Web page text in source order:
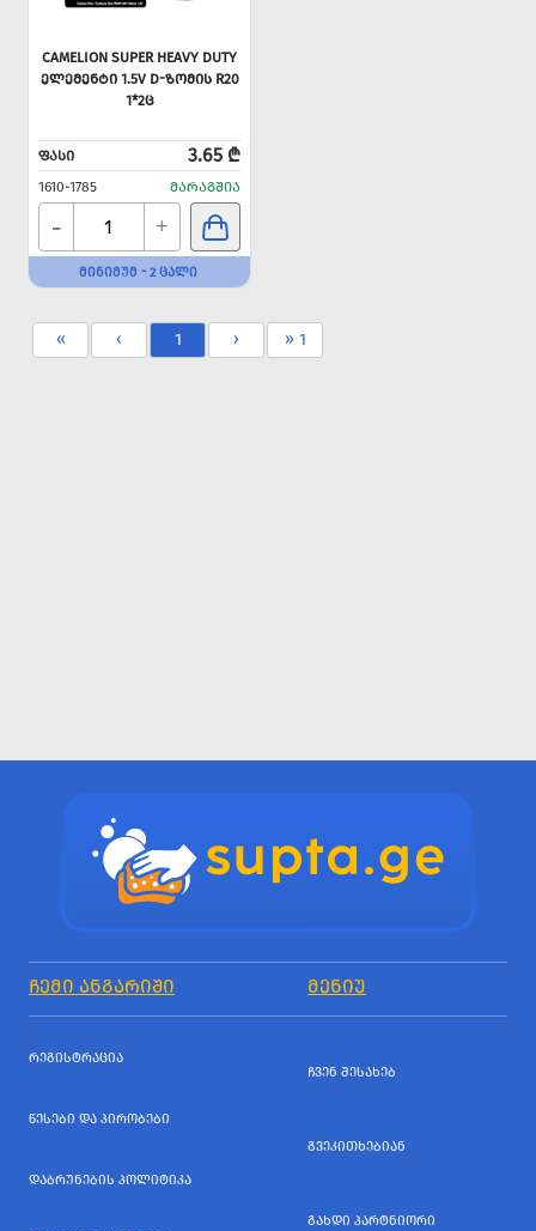
CAMELION SUPER HEAVY DUTY
ᲔᲚᲔᲛᲔᲜᲢᲘ 1.5V D-ᲖᲝᲛᲘᲡ R20
1*2Ც
ᲤᲐᲡᲘ 3.65 ₾
1610-1785 ᲛᲐᲠᲐᲒᲨᲘᲐ
- +
ᲛᲘᲜᲘᲛᲣᲛ - 2 ᲪᲐᲚᲘ
« ‹ 1 › » 1
ᲩᲔᲛᲘ ᲐᲜᲒᲐᲠᲘᲨᲘ ᲛᲔᲜᲘᲣ
ᲠᲔᲒᲘᲡᲢᲠᲐᲪᲘᲐ
ᲬᲔᲡᲔᲑᲘ ᲓᲐ ᲞᲘᲠᲝᲑᲔᲑᲘ
ᲓᲐᲑᲠᲣᲜᲔᲑᲘᲡ ᲞᲝᲚᲘᲢᲘᲙᲐ
ᲩᲕᲔᲜ ᲨᲔᲡᲐᲮᲔᲑ
ᲒᲕᲔᲙᲘᲗᲮᲔᲑᲘᲐᲜ
ᲒᲐᲮᲓᲘ ᲞᲐᲠᲢᲜᲘᲝᲠᲘ